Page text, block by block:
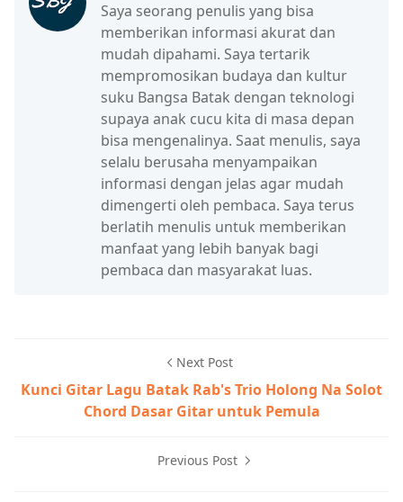
Saya seorang penulis yang bisa
memberikan informasi akurat dan
mudah dipahami. Saya tertarik
mempromosikan budaya dan kultur
suku Bangsa Batak dengan teknologi
supaya anak cucu kita di masa depan
bisa mengenalinya. Saat menulis, saya
selalu berusaha menyampaikan
informasi dengan jelas agar mudah
dimengerti oleh pembaca. Saya terus
berlatih menulis untuk memberikan
manfaat yang lebih banyak bagi
pembaca dan masyarakat luas.
Next Post
Kunci Gitar Lagu Batak Rab's Trio Holong Na Solot
Chord Dasar Gitar untuk Pemula
Previous Post